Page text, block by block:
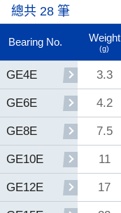
總共 28 筆
Bearing No. Weight
(g)
GE4E 3.3
GE6E 4.2
GE8E 7.5
GE10E 11
GE12E 17